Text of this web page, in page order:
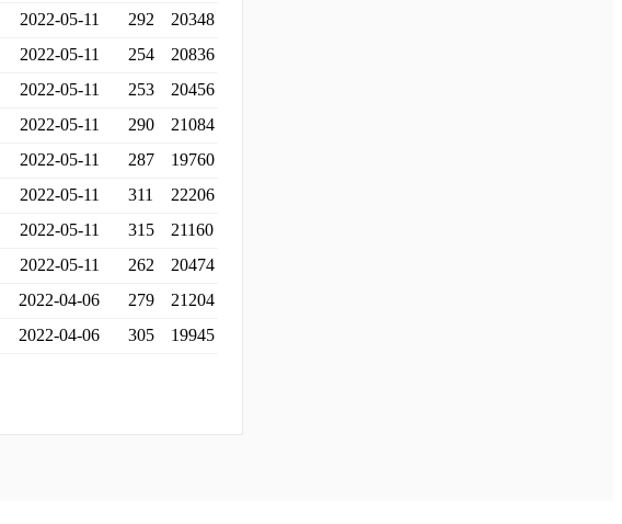
2022-05-11 292
20348
2022-05-11 254
20836
2022-05-11 253
20456
2022-05-11 290
21084
2022-05-11 287
19760
2022-05-11 311
22206
2022-05-11 315
21160
2022-05-11 262
20474
2022-04-06 279
21204
2022-04-06 305 19945